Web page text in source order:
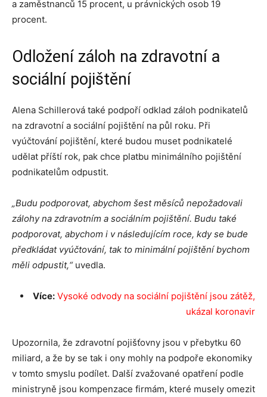
a zaměstnanců 15 procent, u právnických osob 19
procent.
Odložení záloh na zdravotní a
sociální pojištění
Alena Schillerová také podpoří odklad záloh podnikatelů
na zdravotní a sociální pojištění na půl roku. Při
vyúčtování pojištění, které budou muset podnikatelé
udělat příští rok, pak chce platbu minimálního pojištění
podnikatelům odpustit.
„Budu podporovat, abychom šest měsíců nepožadovali
zálohy na zdravotním a sociálním pojištění. Budu také
podporovat, abychom i v následujícím roce, kdy se bude
předkládat vyúčtování, tak to minimální pojištění bychom
měli odpustit,“uvedla.
Více: Vysoké odvody na sociální pojištění jsou zátěž,
ukázal koronavir
Upozornila, že zdravotní pojišťovny jsou v přebytku 60
miliard, a že by se tak i ony mohly na podpoře ekonomiky
v tomto smyslu podílet. Další zvažované opatření podle
ministryně jsou kompenzace firmám, které musely omezit